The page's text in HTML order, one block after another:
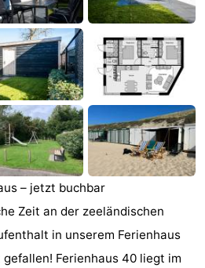
– jetzt buchbar
Zeit an der zeeländischen
in unserem Ferienhaus
Ferienhaus 40 liegt im